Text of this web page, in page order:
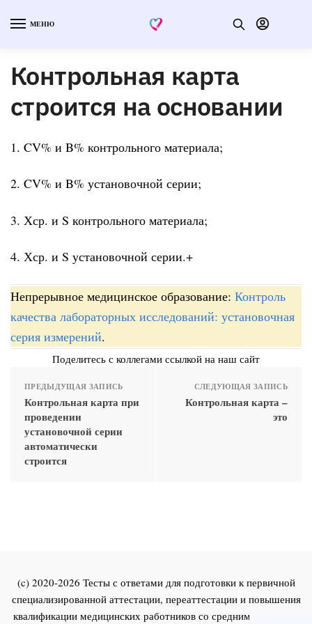
МЕНЮ
Контрольная карта
строится на основании
1. CV% и B% контрольного материала;
2. CV% и B% установочной серии;
3. Хср. и S контрольного материала;
4. Хср. и S установочной серии.+
Непрерывное медицинское образование: Контроль
качества лабораторных исследований: установочная
серия измерений.
Поделитесь с коллегами ссылкой на наш сайт
ПРЕДЫДУЩАЯ ЗАПИСЬ
Контрольная карта при
проведении
установочной серии
автоматически
строится
СЛЕДУЮЩАЯ ЗАПИСЬ
Контрольная карта –
это
(c) 2020-2026 Тесты с ответами для подготовки к первичной
специализированной аттестации, переаттестации и повышения
квалификации медицинских работников со средним и высшим